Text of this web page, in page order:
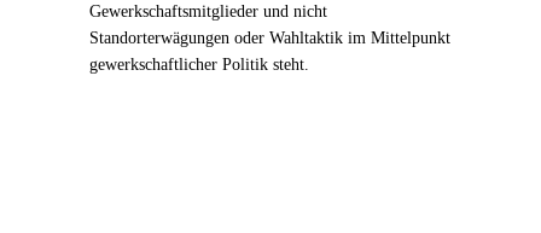
Gewerkschaftsmitglieder und nicht
Standorterwägungen oder Wahltaktik im Mittelpunkt
gewerkschaftlicher Politik steht.